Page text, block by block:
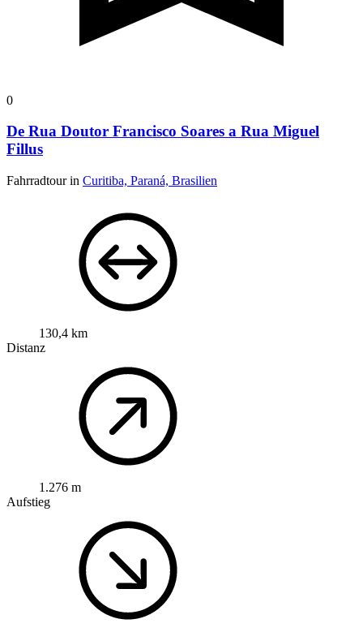
0
De Rua Doutor Francisco Soares a Rua Miguel
Fillus
Fahrradtour in Curitiba, Paraná, Brasilien
130,4 km
Distanz
1.276 m
Aufstieg